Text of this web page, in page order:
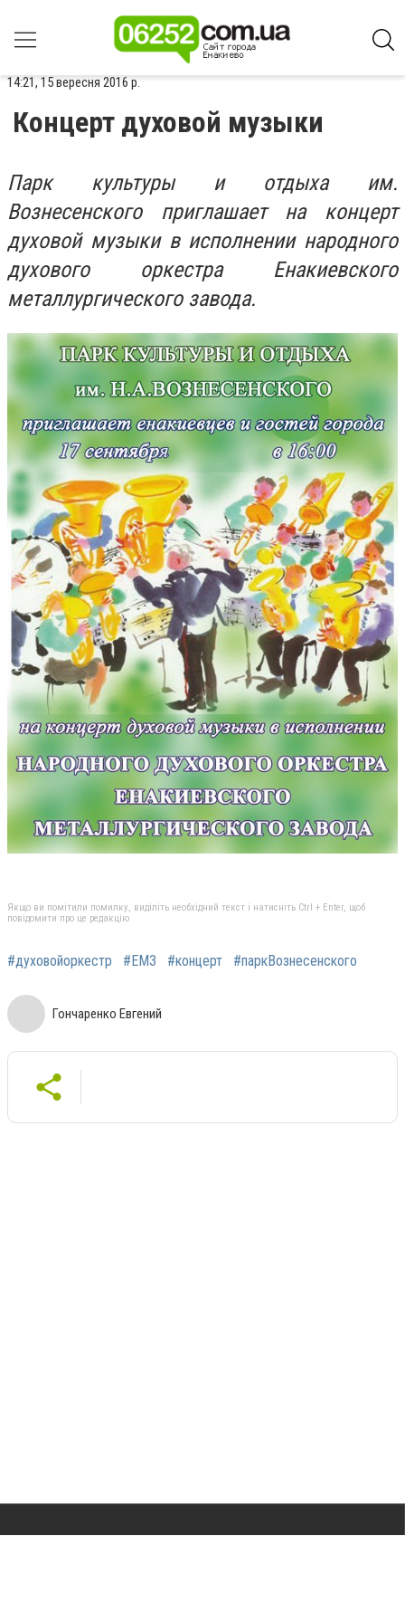
14:21, 15 вересня 2016 р.
Концерт духовой музыки
Парк культуры и отдыха им.
Вознесенского приглашает на концерт
духовой музыки в исполнении народного
духового оркестра Енакиевского
металлургического завода.
Якщо ви помітили помилку, виділіть необхідний текст і натисніть Ctrl + Enter, щоб
повідомити про це редакцію
#духовойоркестр #ЕМЗ #концерт #паркВознесенского
Гончаренко Евгений